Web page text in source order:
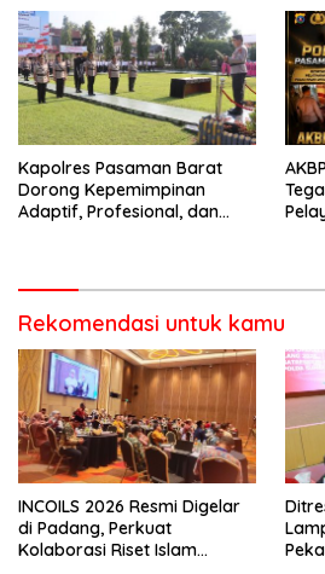
Bencana
Kapolres Pasaman Barat
Dorong Kepemimpinan
Adaptif, Profesional, dan
Rekomendasi untuk kamu
INCOILS 2026 Resmi Digelar
di Padang, Perkuat
Kolaborasi Riset Islam